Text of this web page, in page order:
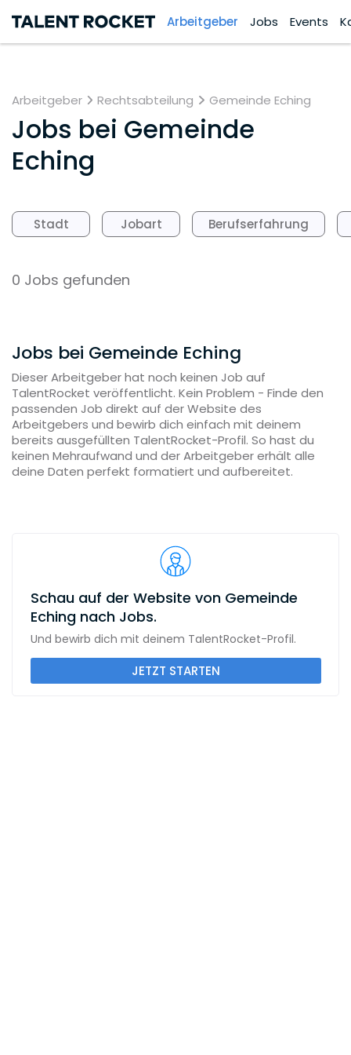
Arbeitgeber Jobs Events
Arbeitgeber Rechtsabteilung Gemeinde Eching
Jobs bei Gemeinde
Eching
Stadt Jobart Berufserfahrung
0 Jobs gefunden
Jobs bei Gemeinde Eching
Dieser Arbeitgeber hat noch keinen Job auf
TalentRocket veröffentlicht. Kein Problem - Finde den
passenden Job direkt auf der Website des
Arbeitgebers und bewirb dich einfach mit deinem
bereits ausgefüllten TalentRocket-Profil. So hast du
keinen Mehraufwand und der Arbeitgeber erhält alle
deine Daten perfekt formatiert und aufbereitet.
Schau auf der Website von Gemeinde
Eching nach Jobs.
Und bewirb dich mit deinem TalentRocket-Profil.
JETZT STARTEN